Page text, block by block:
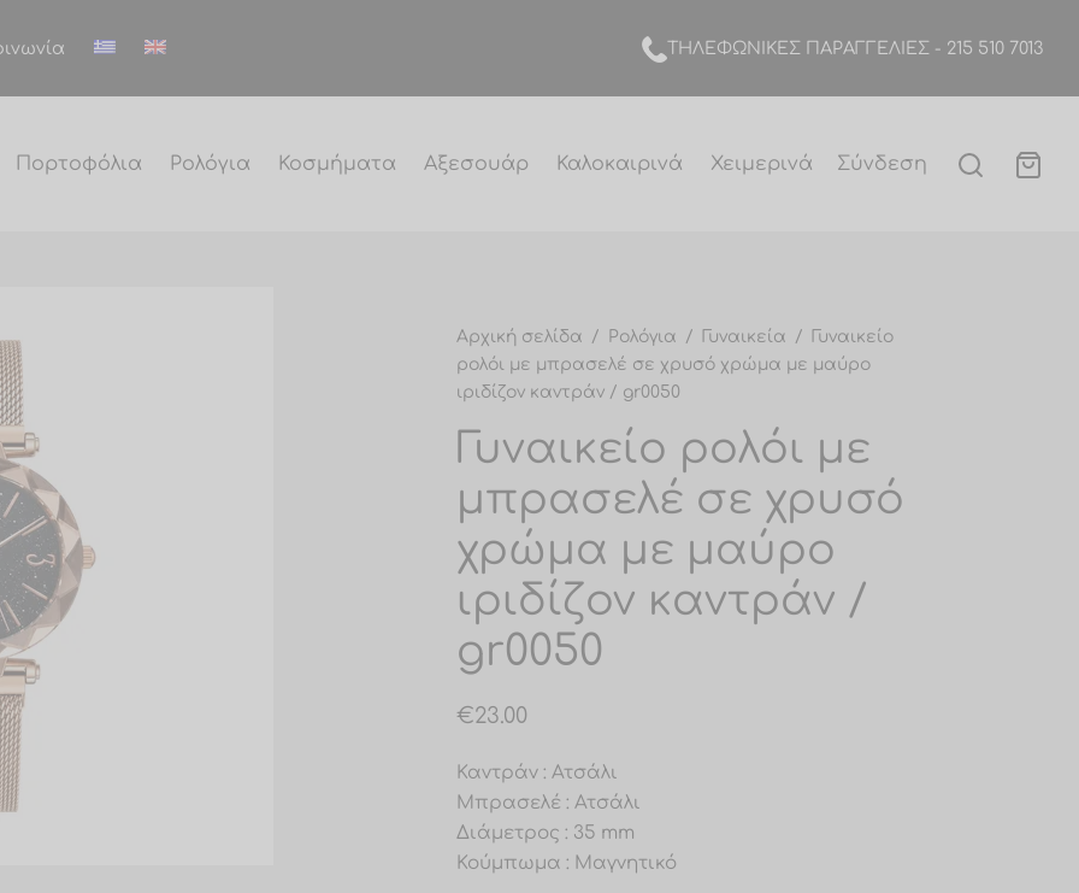
TΗΛΕΦΩΝΙΚΕΣ ΠΑΡΑΓΓΕΛΙΕΣ - 215 510 7013
Πορτοφόλια Ρολόγια Κοσμήματα Αξεσουάρ Καλοκαιρινά Χειμερινά Σύνδεση
Αρχική σελίδα / Ρολόγια / Γυναικεία /
Γυναικείο
ρολόι με μπρασελέ σε χρυσό χρώμα με μαύρο
ιριδίζον καντράν / gr0050
Γυναικείο ρολόι με
μπρασελέ σε χρυσό
χρώμα με μαύρο
ιριδίζον καντράν /
gr0050
€23.00
Καντράν : Ατσάλι
Μπρασελέ : Ατσάλι
Διάμετρος : 35 mm
Κούμπωμα : Μαγνητικό